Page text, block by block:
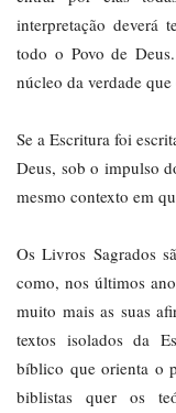
interpretação deverá
todo o Povo de
núcleo da verdade
Se a Escritura foi
Deus, sob o impulso
mesmo contexto em
Os Livros Sagrados
como, nos últimos
muito mais as suas
textos isolados da
bíblico que orienta o
biblistas quer os